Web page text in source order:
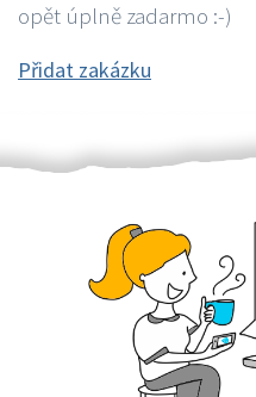
opět úplně zadarmo :-)
Přidat zakázku